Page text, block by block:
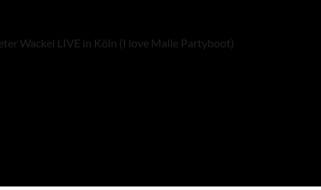
Wackel LIVE in Köln (I love Malle Partyboot)